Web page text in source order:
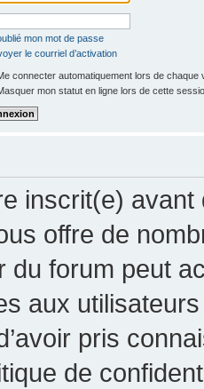
mon mot de passe
le courriel d’activation
connecter automatiquement lors de chaque
mon statut en ligne lors de cette
inscrit(e) avant
offre de
du forum peut
aux
pris
de